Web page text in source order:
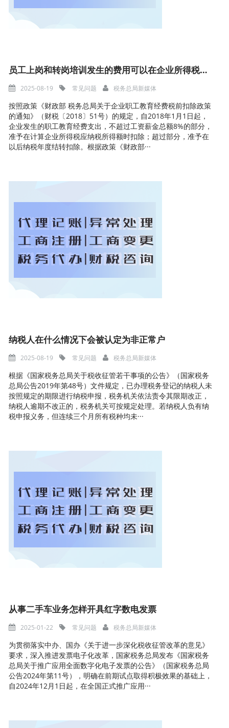
员工上岗和转岗培训发生的费用可以在企业所得税税前扣除吗
2025-08-19 常见问题 税务总局新媒体
按照政策《财政部 税务总局关于企业职工教育经费税前扣除政策
的通知》（财税〔2018〕51号）的规定，自2018年1月1日起，
企业发生的职工教育经费支出，不超过工资薪金总额8%的部分，
准予在计算企业所得税应纳税所得额时扣除；超过部分，准予在
以后纳税年度结转扣除。根据政策《财政部···
纳税人在什么情况下会被认定为非正常户
2025-08-19 常见问题 税务总局新媒体
根据《国家税务总局关于税收征管若干事项的公告》（国家税务
总局公告2019年第48号）文件规定，已办理税务登记的纳税人未
按照规定的期限进行纳税申报，税务机关依法责令其限期改正，
纳税人逾期不改正的，税务机关可按规定处理。若纳税人负有纳
税申报义务，但连续三个月所有税种均未···
从事二手车业务怎样开具红字数电发票
2025-01-22 常见问题 税务总局新媒体
为贯彻落实中办、国办《关于进一步深化税收征管改革的意见》
要求，深入推进发票电子化改革，国家税务总局发布《国家税务
总局关于推广应用全面数字化电子发票的公告》（国家税务总局
公告2024年第11号），明确在前期试点取得积极效果的基础上，
自2024年12月1日起，在全国正式推广应用···